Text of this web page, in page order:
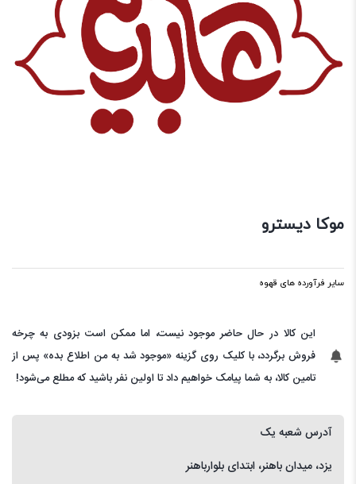
موکا دیسترو
سایر فرآورده های قهوه
این کالا در حال حاضر موجود نیست، اما ممکن است بزودی به چرخه
فروش برگردد، با کلیک روی گزینه «موجود شد به من اطلاع بده» پس از
تامین کالا، به شما پیامک خواهیم داد تا اولین نفر باشید که مطلع می‌شود!
آدرس شعبه یک
یزد، میدان باهنر، ابتدای بلوارباهنر